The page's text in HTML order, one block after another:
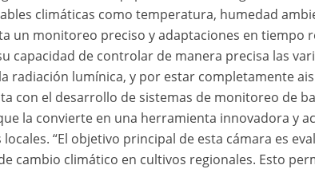
climáticas como temperatura, humedad
un monitoreo preciso y adaptaciones en tiempo
capacidad de controlar de manera precisa las
radiación lumínica, y por estar completamente
con el desarrollo de sistemas de monitoreo de
la convierte en una herramienta innovadora y
“El objetivo principal de esta cámara es
cambio climático en cultivos regionales. Esto